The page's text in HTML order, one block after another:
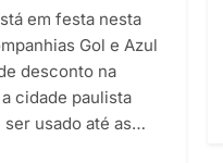
em festa nesta
Gol e Azul
desconto na
cidade paulista
usado até as…